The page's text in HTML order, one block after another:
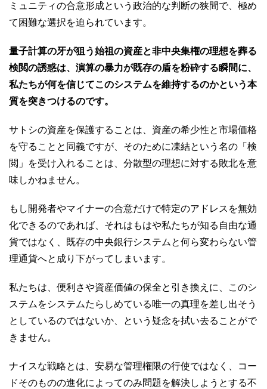
ミュニティの合意形成という政治的な判断の狭間で、極め
て困難な選択を迫られています。
量子計算の牙が狙う始祖の資産と非中央集権の理想を葬る
検閲の誘惑は、演算の暴力が既存の盾を粉砕する瞬間に、
私たちが何を信じてこのシステムを維持するのかという本
質を突きつけるのです。
サトシの資産を保護することは、資産の希少性と市場価格
を守ることと同義ですが、そのために凍結という名の「検
閲」を受け入れることは、分散型の理想に対する敗北を意
味しかねません。
もし開発者やマイナーの合意だけで特定のアドレスを無効
化できるのであれば、それはもはや私たちが知る自由な通
貨ではなく、既存の中央銀行システムと何ら変わらない管
理通貨へと成り下がってしまいます。
私たちは、便利さや資産価値の保全と引き換えに、このシ
ステムをシステムたらしめている唯一の真理を差し出そう
としているのではないか、という疑念を拭い去ることがで
きません。
ナイスな戦略とは、安易な管理権限の行使ではなく、コー
ドそのものの進化によってのみ問題を解決しようとする不